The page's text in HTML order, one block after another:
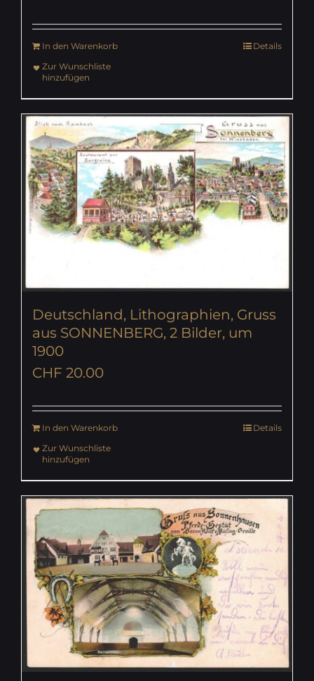
In den Warenkorb
Details
Zur Wunschliste
hinzufügen
Deutschland, Lithographien, Gruss
aus SONNENBERG, 2 Bilder, um
1900
CHF 20.00
In den Warenkorb
Details
Zur Wunschliste
hinzufügen